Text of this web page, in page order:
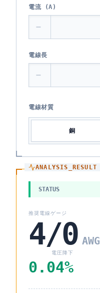
電流 (A)
電線長
電線材質
銅
ANALYSIS_RESULT
STATUS
推奨電線ゲージ
4/0 AWG
電圧降下
0.04%